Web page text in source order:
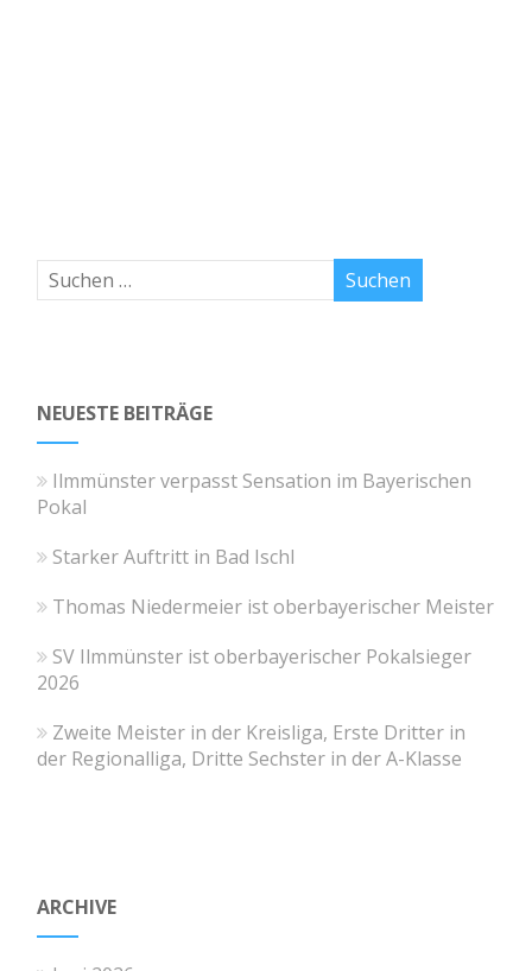
NEUESTE BEITRÄGE
Ilmmünster verpasst Sensation im Bayerischen
Pokal
Starker Auftritt in Bad Ischl
Thomas Niedermeier ist oberbayerischer Meister
SV Ilmmünster ist oberbayerischer Pokalsieger
2026
Zweite Meister in der Kreisliga, Erste Dritter in
der Regionalliga, Dritte Sechster in der A-Klasse
ARCHIVE